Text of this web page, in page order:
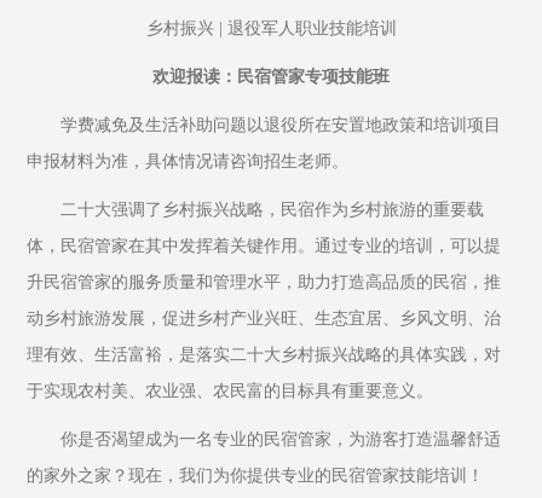
乡村振兴 | 退役军人职业技能培训
欢迎报读：民宿管家专项技能班
学费减免及生活补助问题以退役所在安置地政策和培训项目
申报材料为准，具体情况请咨询招生老师。
二十大强调了乡村振兴战略，民宿作为乡村旅游的重要载
体，民宿管家在其中发挥着关键作用。通过专业的培训，可以提
升民宿管家的服务质量和管理水平，助力打造高品质的民宿，推
动乡村旅游发展，促进乡村产业兴旺、生态宜居、乡风文明、治
理有效、生活富裕，是落实二十大乡村振兴战略的具体实践，对
于实现农村美、农业强、农民富的目标具有重要意义。
你是否渴望成为一名专业的民宿管家，为游客打造温馨舒适
的家外之家？现在，我们为你提供专业的民宿管家技能培训！